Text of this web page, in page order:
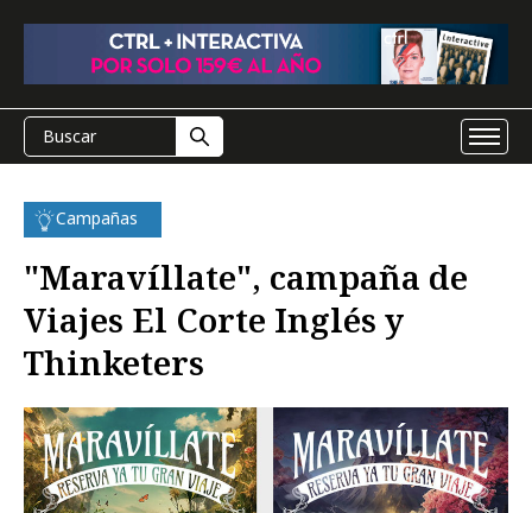
Campañas
"Maravíllate", campaña de
Viajes El Corte Inglés y
Thinketers